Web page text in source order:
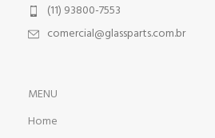
(11) 93800-7553
comercial@glassparts.com.br
MENU
Home